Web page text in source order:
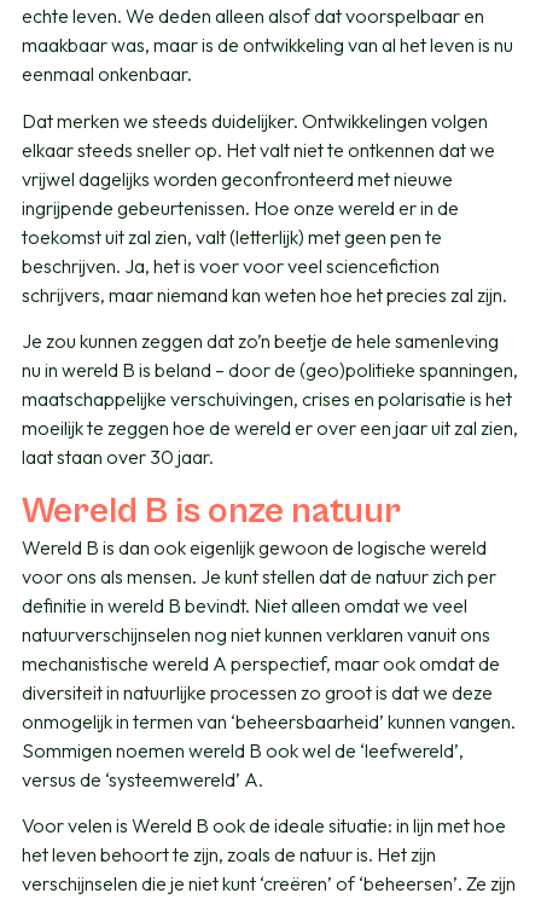
echte leven. We deden alleen alsof dat voorspelbaar en
maakbaar was, maar is de ontwikkeling van al het leven is nu
eenmaal onkenbaar.
Dat merken we steeds duidelijker. Ontwikkelingen volgen
elkaar steeds sneller op. Het valt niet te ontkennen dat we
vrijwel dagelijks worden geconfronteerd met nieuwe
ingrijpende gebeurtenissen. Hoe onze wereld er in de
toekomst uit zal zien, valt (letterlijk) met geen pen te
beschrijven. Ja, het is voer voor veel sciencefiction
schrijvers, maar niemand kan weten hoe het precies zal zijn.
Je zou kunnen zeggen dat zo’n beetje de hele samenleving
nu in wereld B is beland – door de (geo)politieke spanningen,
maatschappelijke verschuivingen, crises en polarisatie is het
moeilijk te zeggen hoe de wereld er over een jaar uit zal zien,
laat staan over 30 jaar.
Wereld B is onze natuur
Wereld B is dan ook eigenlijk gewoon de logische wereld
voor ons als mensen. Je kunt stellen dat de natuur zich per
definitie in wereld B bevindt. Niet alleen omdat we veel
natuurverschijnselen nog niet kunnen verklaren vanuit ons
mechanistische wereld A perspectief, maar ook omdat de
diversiteit in natuurlijke processen zo groot is dat we deze
onmogelijk in termen van ‘beheersbaarheid’ kunnen vangen.
Sommigen noemen wereld B ook wel de ‘leefwereld’,
versus de ‘systeemwereld’ A.
Voor velen is Wereld B ook de ideale situatie: in lijn met hoe
het leven behoort te zijn, zoals de natuur is. Het zijn
verschijnselen die je niet kunt ‘creëren’ of ‘beheersen’. Ze zijn